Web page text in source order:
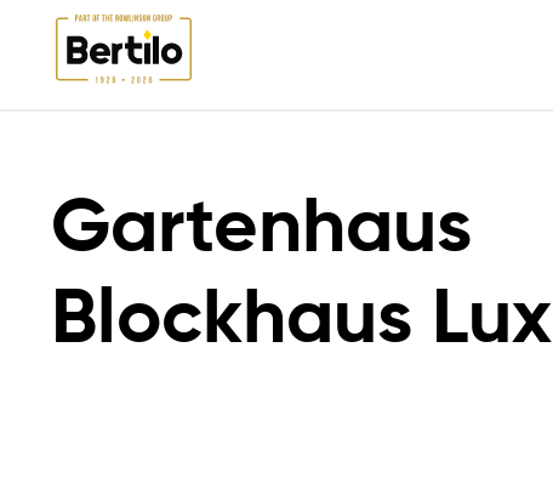
HOCHWERTIGE GARTENHÄUSER & GARTENSCHUPPEN AUS
HOLZ | BERTILO
Gartenhaus
Blockhaus Lux